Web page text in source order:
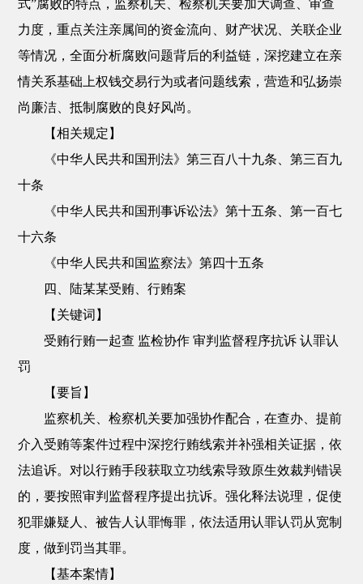
式”腐败的特点，监察机关、检察机关要加大调查、审查
力度，重点关注亲属间的资金流向、财产状况、关联企业
等情况，全面分析腐败问题背后的利益链，深挖建立在亲
情关系基础上权钱交易行为或者问题线索，营造和弘扬崇
尚廉洁、抵制腐败的良好风尚。
【相关规定】
《中华人民共和国刑法》第三百八十九条、第三百九
十条
《中华人民共和国刑事诉讼法》第十五条、第一百七
十六条
《中华人民共和国监察法》第四十五条
四、陆某某受贿、行贿案
【关键词】
受贿行贿一起查 监检协作 审判监督程序抗诉 认罪认
罚
【要旨】
监察机关、检察机关要加强协作配合，在查办、提前
介入受贿等案件过程中深挖行贿线索并补强相关证据，依
法追诉。对以行贿手段获取立功线索导致原生效裁判错误
的，要按照审判监督程序提出抗诉。强化释法说理，促使
犯罪嫌疑人、被告人认罪悔罪，依法适用认罪认罚从宽制
度，做到罚当其罪。
【基本案情】